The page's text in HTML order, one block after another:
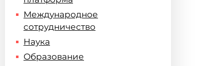
Международное
сотрудничество
Наука
Образование